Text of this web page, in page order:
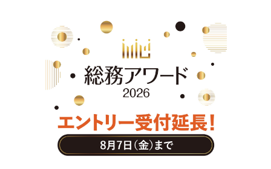
リスクマネジメント・BCP
社外・社内広報
社外・社内コミュニケーション活性化
FM・オフィス移転
CSR・SDGs
テクノロジー活用・DX
助成金・補助金・コスト削減
アウトソーシング・BPO
調査・レポート